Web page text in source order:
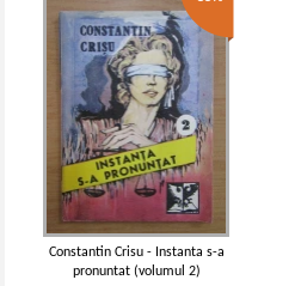
Constantin Crisu - Instanta s-a
pronuntat (volumul 2)